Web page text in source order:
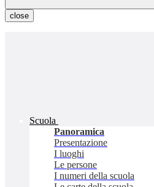
close
Scuola
Panoramica
Presentazione
I luoghi
Le persone
I numeri della scuola